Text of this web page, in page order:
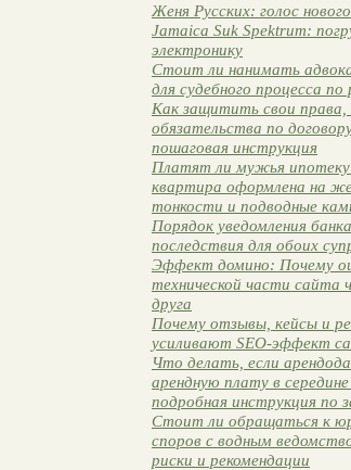
Женя Русских: голос
Jamaica Suk Spektrum:
электронику
Стоит ли нанимать
для судебного процесса по
Как защитить свои права,
обязательства по
пошаговая инструкция
Платят ли мужья ипотеку
квартира оформлена на
тонкости и подводные
Порядок уведомления
последствия для обоих
Эффект домино: Почему
технической части сайта
друга
Почему отзывы, кейсы и
усиливают SEO-эффект
Что делать, если
арендную плату в
подробная инструкция по
Стоит ли обращаться к
споров с водным
риски и рекомендации